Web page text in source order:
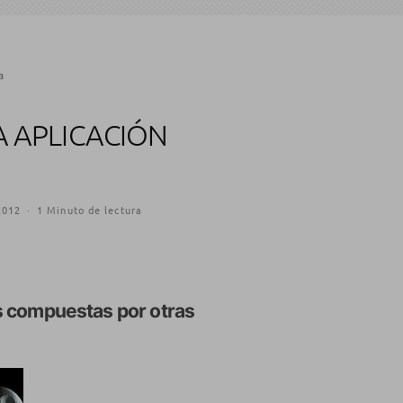
APLICACIÓN
· 1 Minuto de lectura
compuestas por otras